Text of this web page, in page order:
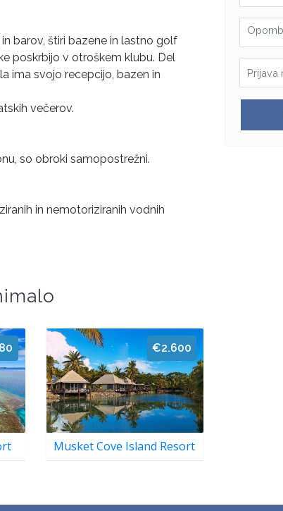
barov, štiri bazene in lastno golf
poskrbijo v otroškem klubu. Del
ima svojo recepcijo, bazen in
večerov.
so obroki samopostrežni.
in nemotoriziranih vodnih
€2.600
Musket Cove Island Resort